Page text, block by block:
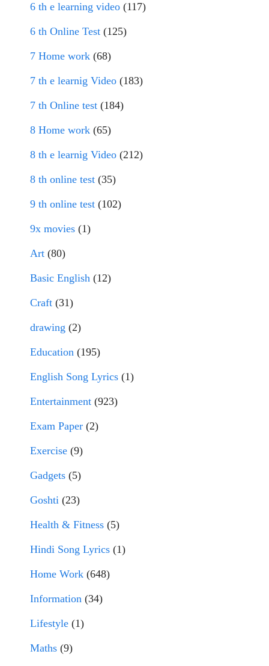
6 th e learning video (117)
6 th Online Test (125)
7 Home work (68)
7 th e learnig Video (183)
7 th Online test (184)
8 Home work (65)
8 th e learnig Video (212)
8 th online test (35)
9 th online test (102)
9x movies (1)
Art (80)
Basic English (12)
Craft (31)
drawing (2)
Education (195)
English Song Lyrics (1)
Entertainment (923)
Exam Paper (2)
Exercise (9)
Gadgets (5)
Goshti (23)
Health & Fitness (5)
Hindi Song Lyrics (1)
Home Work (648)
Information (34)
Lifestyle (1)
Maths (9)